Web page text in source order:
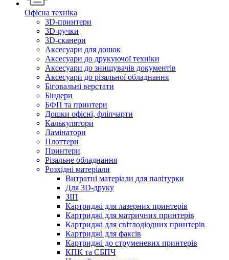
Офісна техніка
3D-принтери
3D-ручки
3D-сканери
Аксесуари для дошок
Аксесуари до друкуючої техніки
Аксесуари до знищувачів документів
Аксесуари до різальної обладнання
Біговальні верстати
Біндери
БФП та принтери
Дошки офісні, фліпчарти
Калькулятори
Ламінатори
Плоттери
Принтери
Різальне обладнання
Розхідні матеріали
Витратні матеріали для палітурки
Для 3D-друку
ЗІП
Картриджі для лазерних принтерів
Картриджі для матричних принтерів
Картриджі для світлодіодних принтерів
Картриджі для факсів
Картриджі до струменевих принтерів
КПК та СБПЧ